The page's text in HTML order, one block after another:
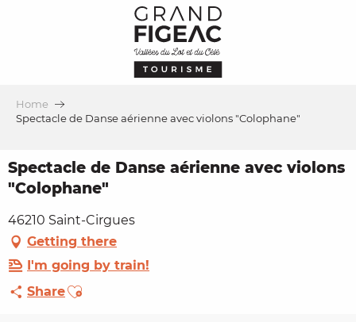
Home
Spectacle de Danse aérienne avec violons "Colophane"
Spectacle de Danse aérienne avec violons
"Colophane"
46210 Saint-Cirgues
Getting there
I'm going by train!
ShareAjouter aux favoris